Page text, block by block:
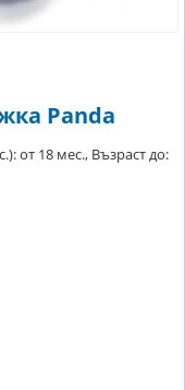
Panda
от 18 мес., Възраст до: